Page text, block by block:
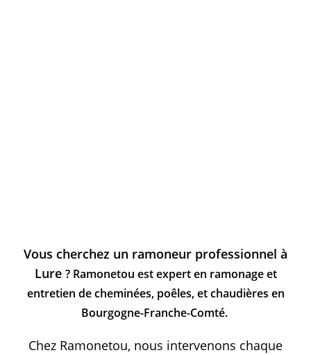
Vous cherchez un ramoneur professionnel à
Lure ? Ramonetou est expert en ramonage et
entretien de cheminées, poêles, et chaudières en
Bourgogne-Franche-Comté.
Chez Ramonetou, nous intervenons chaque